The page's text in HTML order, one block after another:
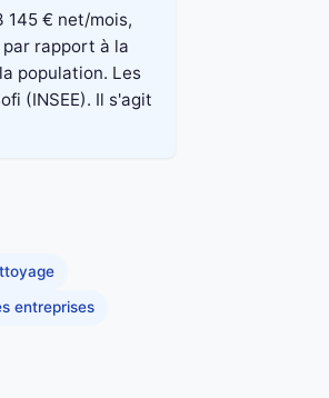
145 € net/mois,
rapport à la
population. Les
(INSEE). Il s'agit
entreprises